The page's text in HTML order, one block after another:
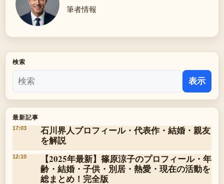
筆者情報
検索
表示
最新記事
17:03
石川界人プロフィール・代表作・結婚・親友
を解説
12:10
【2025年最新】篠原涼子のプロフィール・年
齢・結婚・子供・別居・熱愛・現在の活動を
総まとめ！完全版